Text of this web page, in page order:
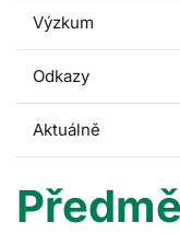
Výzkum
Odkazy
Aktuálně